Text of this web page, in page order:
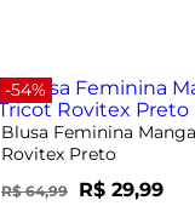
-54%
Blusa Feminina
Rovitex Preto
R$ 64,99 R$ 29,99